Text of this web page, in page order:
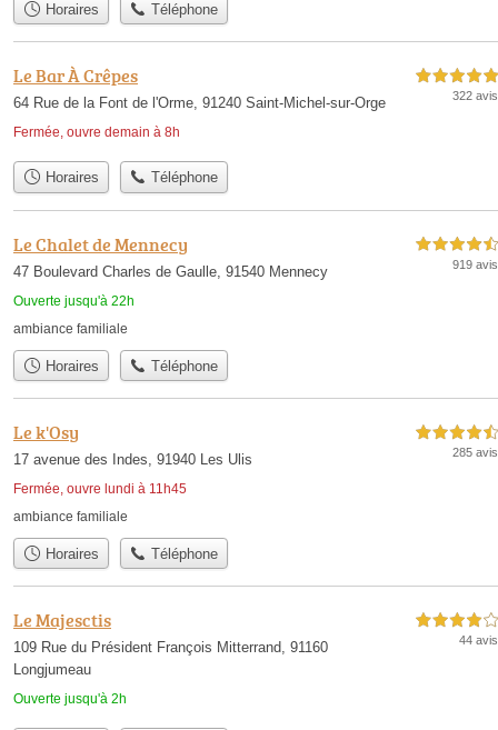
Horaires Téléphone
Le Bar À Crêpes
64 Rue de la Font de l'Orme, 91240 Saint-Michel-sur-Orge
Fermée, ouvre demain à 8h
5,0 étoiles sur 5
322 avis
Horaires Téléphone
Le Chalet de Mennecy
47 Boulevard Charles de Gaulle, 91540 Mennecy
Ouverte jusqu'à 22h
4,5 étoiles sur 5
919 avis
ambiance familiale
Horaires Téléphone
Le k'Osy
17 avenue des Indes, 91940 Les Ulis
Fermée, ouvre lundi à 11h45
4,5 étoiles sur 5
285 avis
ambiance familiale
Horaires Téléphone
Le Majesctis
109 Rue du Président François Mitterrand, 91160
Longjumeau
Ouverte jusqu'à 2h
4,0 étoiles sur 5
44 avis